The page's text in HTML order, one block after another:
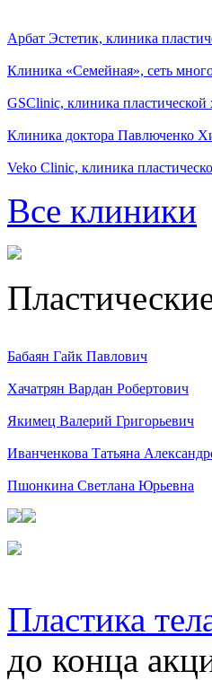
Арбат Эстетик, клиника
Клиника «Семейная», сеть
GSClinic, клиника пластической
Клиника доктора Павлюченко
Veko Clinic, клиника
Все клиники
Бабаян Гайк Павлович
Хачатрян Вардан Робертович
Якимец Валерий Григорьевич
Иванченкова Татьяна
Пшонкина Светлана Юрьевна
Пластика
до конца